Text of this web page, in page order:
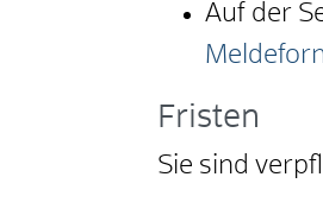
Auf der
Fristen
Sie sind